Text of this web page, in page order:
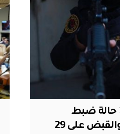
الأمن الوطني: تنفيذ 31 حالة ضبط
بالمنافذ والسيطرات والقبض على 29